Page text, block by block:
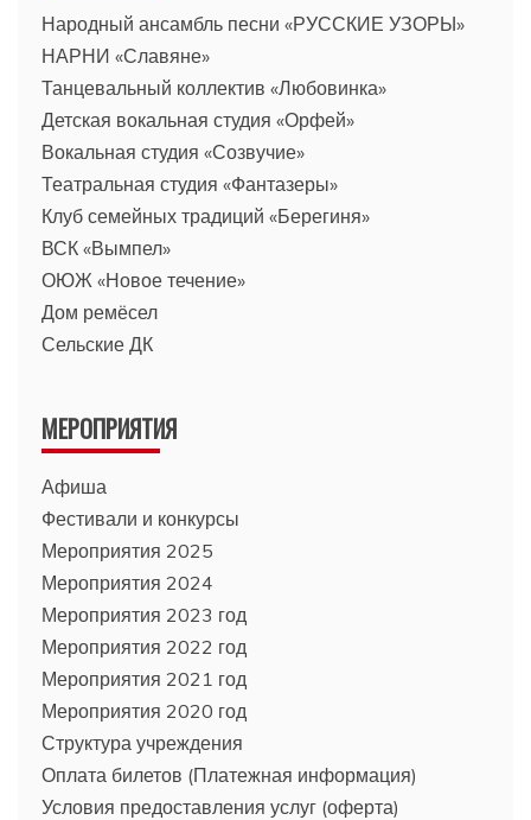
Народный ансамбль песни «РУССКИЕ УЗОРЫ»
НАРНИ «Славяне»
Танцевальный коллектив «Любовинка»
Детская вокальная студия «Орфей»
Вокальная студия «Созвучие»
Театральная студия «Фантазеры»
Клуб семейных традиций «Берегиня»
ВСК «Вымпел»
ОЮЖ «Новое течение»
Дом ремёсел
Сельские ДК
МЕРОПРИЯТИЯ
Афиша
Фестивали и конкурсы
Мероприятия 2025
Мероприятия 2024
Мероприятия 2023 год
Мероприятия 2022 год
Мероприятия 2021 год
Мероприятия 2020 год
Структура учреждения
Оплата билетов (Платежная информация)
Условия предоставления услуг (оферта)